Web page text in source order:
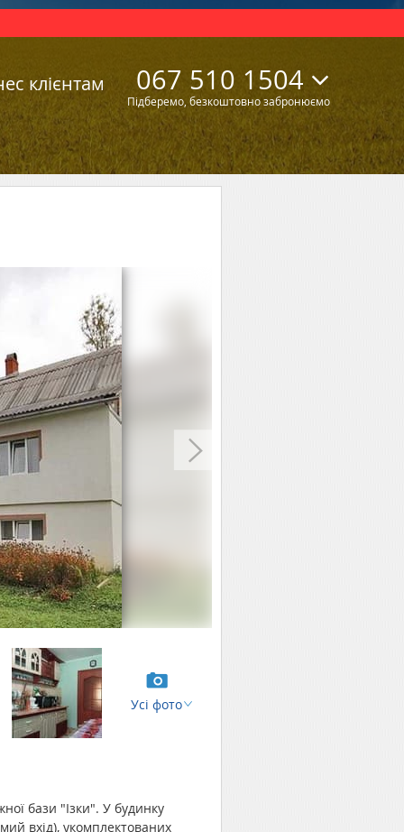
клієнтам 067 510 1504
Підберемо, безкоштовно забронюємо
Усі фото
бази "Ізки". У будинку
вхід), укомплектованих